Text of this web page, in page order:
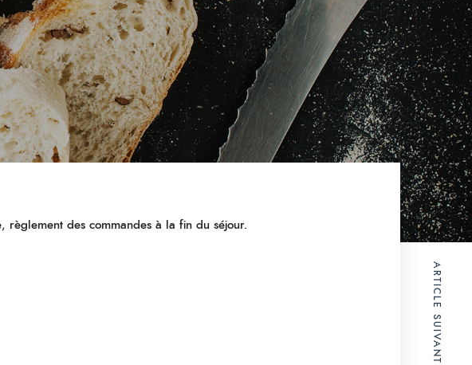
règlement des commandes à la fin du séjour.
ARTICLE SUIVANT